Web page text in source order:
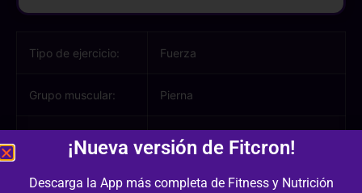
Tipo de ejercicio: Fuerza
Grupo muscular: Pierna
involucrados:
Glúteo, Aductor, Cuádriceps,
Gemelo
¡Nueva versión de Fitcron!
Descarga la App más completa de Fitness y Nutrición